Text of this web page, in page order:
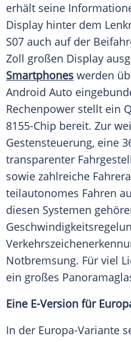
erhält seine
Display hinter dem
S07 auch auf der
Zoll großen Display
Smartphones werden
Android Auto
Rechenpower stellt ein
8155-Chip bereit. Zur
Gestensteuerung, eine
transparenter
sowie zahlreiche
teilautonomes Fahren
diesen Systemen
Notbremsung. Für viel
ein großes
Eine E-Version für
In der Europa-Variante